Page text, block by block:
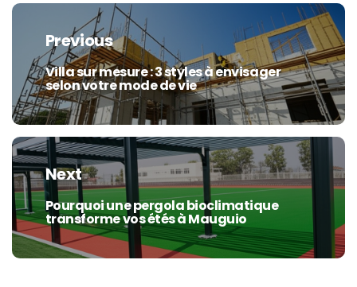
l’article
Previous
Previous
post:
Villa sur mesure : 3 styles à envisager
selon votre mode de vie
Next
Next
post:
Pourquoi une pergola bioclimatique
transforme vos étés à Mauguio